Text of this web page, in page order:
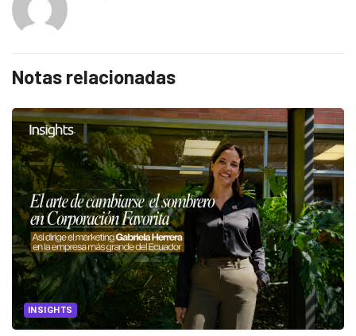
Notas relacionadas
INSIGHTS